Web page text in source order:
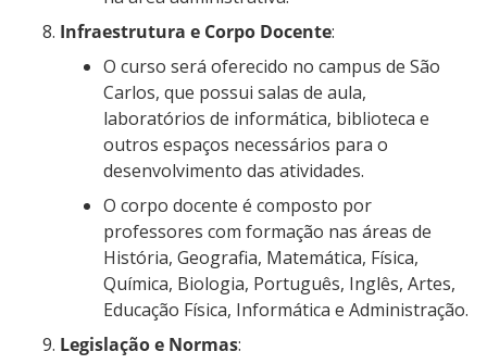
Infraestrutura e Corpo Docente:
O curso será oferecido no campus de São
Carlos, que possui salas de aula,
laboratórios de informática, biblioteca e
outros espaços necessários para o
desenvolvimento das atividades.
O corpo docente é composto por
professores com formação nas áreas de
História, Geografia, Matemática, Física,
Química, Biologia, Português, Inglês, Artes,
Educação Física, Informática e Administração.
Legislação e Normas: